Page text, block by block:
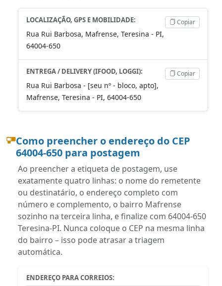
LOCALIZAÇÃO, GPS E MOBILIDADE:
Rua Rui Barbosa, Mafrense, Teresina - PI,
64004-650
Copiar
ENTREGA / DELIVERY (IFOOD, LOGGI):
Rua Rui Barbosa - [seu nº - bloco, apto],
Mafrense, Teresina - PI, 64004-650
Copiar
Como preencher o endereço do CEP
64004-650 para postagem
Ao preencher a etiqueta de postagem, use
exatamente quatro linhas: o nome do remetente
ou destinatário, o endereço completo com
número e complemento, o bairro Mafrense
sozinho na terceira linha, e finalize com 64004-650
Teresina-PI. Nunca coloque o CEP na mesma linha
do bairro – isso pode atrasar a triagem
automática.
ENDEREÇO PARA CORREIOS: